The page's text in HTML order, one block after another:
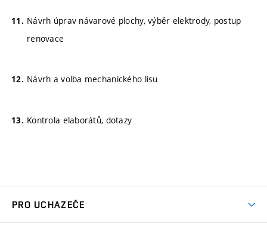
Návrh úprav návarové plochy, výběr elektrody, postup
renovace
Návrh a volba mechanického lisu
Kontrola elaborátů, dotazy
PRO UCHAZEČE